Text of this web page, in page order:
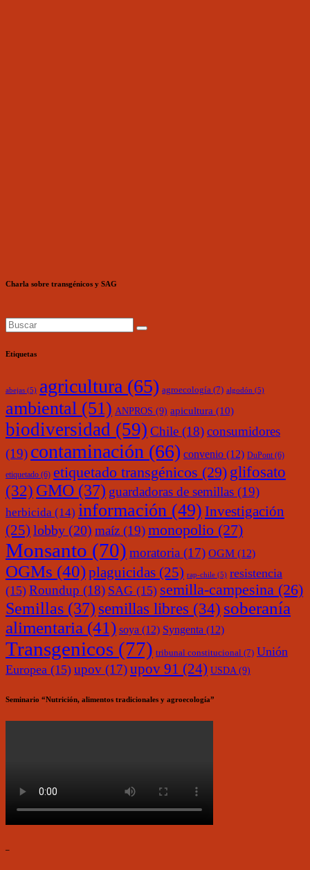
Charla sobre transgénicos y SAG
Etiquetas
abejas (5) agricultura (65) agroecología (7) algodón (5)
ambiental (51) ANPROS (9) apicultura (10)
biodiversidad (59) Chile (18)consumidores
(19) contaminación (66) convenio (12) DuPont (6)
etiquetado (6) etiquetado transgénicos (29) glifosato
(32) GMO (37) guardadoras de semillas (19)
herbicida (14) información (49) Investigación
(25) lobby (20) maíz (19)monopolio (27)
Monsanto (70) moratoria (17) OGM (12)
OGMs (40)plaguicidas (25) rap-chile (5) resistencia
(15) Roundup (18) SAG (15) semilla-campesina (26)
Semillas (37) semillas libres (34) soberanía
alimentaria (41) soya (12) Syngenta (12)
Transgenicos (77) tribunal constitucional (7) Unión
Europea (15) upov (17)upov 91 (24) USDA (9)
Seminario “Nutrición, alimentos tradicionales y agroecología”
–